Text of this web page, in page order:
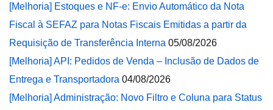
[Melhoria] Estoques e NF-e: Envio Automático da Nota
Fiscal à SEFAZ para Notas Fiscais Emitidas a partir da
Requisição de Transferência Interna 05/08/2026
[Melhoria] API: Pedidos de Venda – Inclusão de Dados de
Entrega e Transportadora 04/08/2026
[Melhoria] Administração: Novo Filtro e Coluna para Status